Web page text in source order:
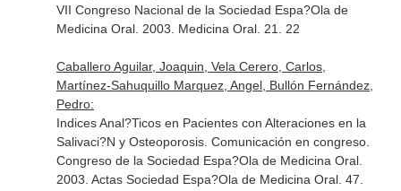
VII Congreso Nacional de la Sociedad Espa?Ola de
Medicina Oral. 2003. Medicina Oral. 21. 22
Caballero Aguilar, Joaquin, Vela Cerero, Carlos,
Martínez-Sahuquillo Marquez, Angel, Bullón Fernández,
Pedro:
Indices Anal?Ticos en Pacientes con Alteraciones en la
Salivaci?N y Osteoporosis. Comunicación en congreso.
Congreso de la Sociedad Espa?Ola de Medicina Oral.
2003. Actas Sociedad Espa?Ola de Medicina Oral. 47.